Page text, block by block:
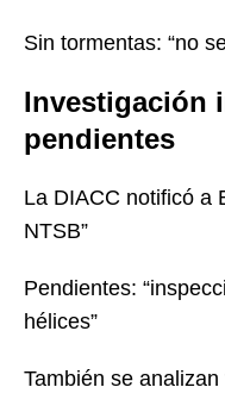
Sin tormentas: “no
Investigación
pendientes
La DIACC notificó a
NTSB”
Pendientes:
hélices”
También se analizan